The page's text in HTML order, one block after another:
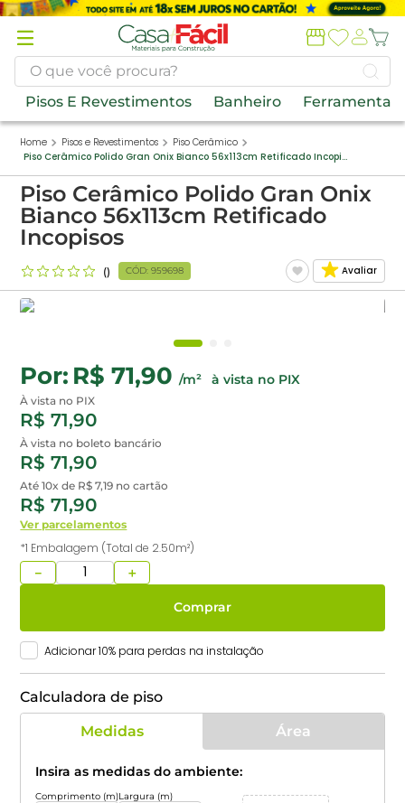
O que você procura?
Pisos E Revestimentos Banheiro Ferramentas
Pisos e Revestimentos
Piso Cerâmico
Piso Cerâmico Polido Gran Onix Bianco 56x113cm Retificado Incopisos
Piso Cerâmico Polido Gran Onix
Bianco 56x113cm Retificado
Incopisos
CÓD:959698 Avaliar
R$ 71,90 /m²
À vista no PIX
R$ 71,90
À vista no boleto bancário
R$ 71,90
Até 10x de R$ 7,19 no cartão
R$ 71,90
Ver parcelamentos
*1 Embalagem (Total de 2.50m²)
＋
－
Comprar
Adicionar10% para perdas na instalação
Calculadora de piso
Medidas
Área
Insira as medidas do ambiente:
Comprimento (m)Largura (m)
Termos
mais
buscados
º
piso
3º
porta
º
banheiros
5º
tinta
7º
revestimento
10º telha